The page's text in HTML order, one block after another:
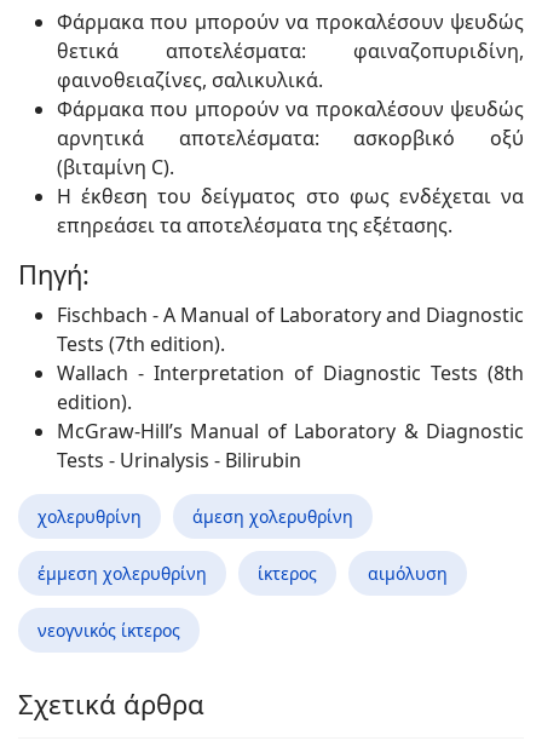
Φάρμακα που μπορούν να προκαλέσουν ψευδώς
θετικά αποτελέσματα: φαιναζοπυριδίνη,
φαινοθειαζίνες, σαλικυλικά.
Φάρμακα που μπορούν να προκαλέσουν ψευδώς
αρνητικά αποτελέσματα: ασκορβικό οξύ
(βιταμίνη C).
Η έκθεση του δείγματος στο φως ενδέχεται να
επηρεάσει τα αποτελέσματα της εξέτασης.
Πηγή:
Fischbach - A Manual of Laboratory and Diagnostic
Tests (7th edition).
Wallach - Interpretation of Diagnostic Tests (8th
edition).
McGraw-Hill’s Manual of Laboratory & Diagnostic
Tests - Urinalysis - Bilirubin
χολερυθρίνη άμεση χολερυθρίνη
έμμεση χολερυθρίνη ίκτερος αιμόλυση
νεογνικός ίκτερος
Σχετικά άρθρα